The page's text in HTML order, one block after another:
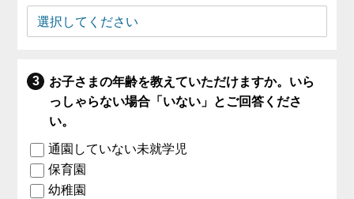
お子さまの年齢を教えていただけますか。いら
っしゃらない場合「いない」とご回答くださ
い。
通園していない未就学児
保育園
幼稚園